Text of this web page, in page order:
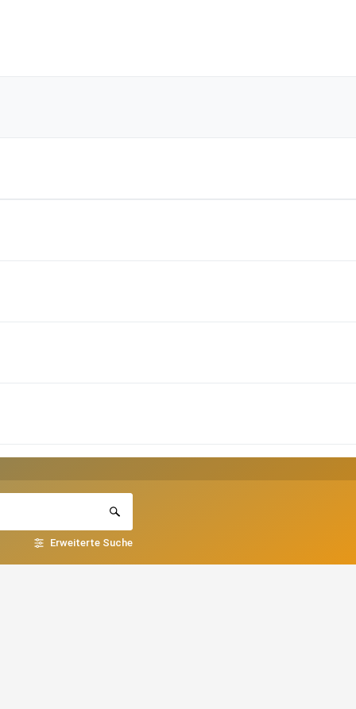
Erweiterte Suche